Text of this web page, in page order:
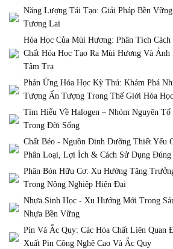
Năng Lượng Tái Tạo: Giải Pháp Bền
Tương Lai
Hóa Học Của Mùi Hương: Phân Tích Cách
Chất Hóa Học Tạo Ra Mùi Hương Và
Tâm Trạ
Phản Ứng Hóa Học Kỳ Thú: Khám Phá
Tượng Ấn Tượng Trong Thế Giới Hóa Học
Tìm Hiểu Về Halogen – Nhóm Nguyên
Trong Đời Sống
Chất Béo - Nguồn Dinh Dưỡng Thiết Yếu
Phân Loại, Lợi Ích & Cách Sử Dụng Đúng
Phân Bón Hữu Cơ: Xu Hướng Tăng
Trong Nông Nghiệp Hiện Đại
Nhựa Sinh Học - Xu Hướng Mới Trong
Nhựa Bền Vững
Pin Và Ắc Quy: Các Hóa Chất Liên Quan
Xuất Pin Công Nghệ Cao Và Ắc Quy